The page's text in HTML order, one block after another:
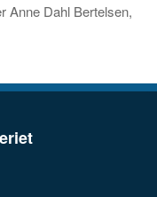
Anne Dahl Bertelsen,